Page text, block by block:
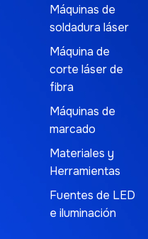
Máquinas de
soldadura láser
Máquina de
corte láser de
fibra
Máquinas de
marcado
Materiales y
Herramientas
Fuentes de LED
e iluminación